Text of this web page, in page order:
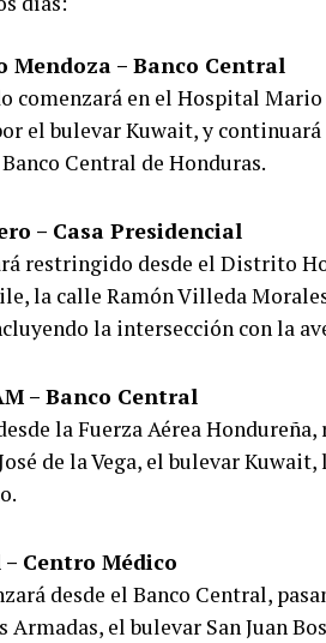
– Banco Central
comenzará en el Hospital Mario
el bulevar Kuwait, y
Central de Honduras.
– Casa Presidencial
restringido desde el Distrito
la calle Ramón Villeda
la intersección con la
– Banco Central
la Fuerza Aérea
de la Vega, el bulevar
Centro Médico
desde el Banco Central,
Armadas, el bulevar San Juan